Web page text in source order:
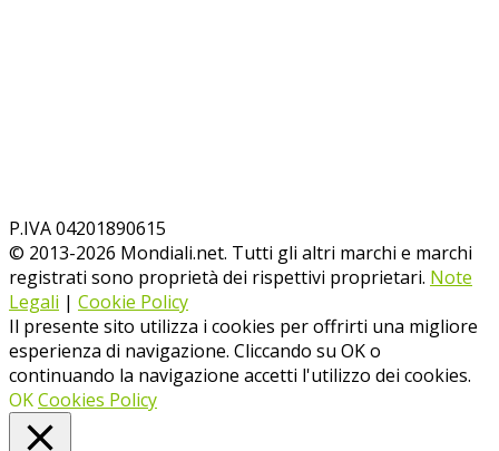
P.IVA 04201890615
© 2013-2026 Mondiali.net. Tutti gli altri marchi e marchi
registrati sono proprietà dei rispettivi proprietari. Note
Legali | Cookie Policy
Il presente sito utilizza i cookies per offrirti una migliore
esperienza di navigazione. Cliccando su OK o
continuando la navigazione accetti l'utilizzo dei cookies.
OKCookies Policy